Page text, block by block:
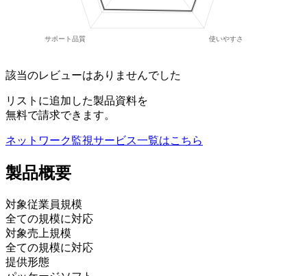
該当のレビューはありませんでした
リストに追加した製品資料を
無料で請求できます。
ネットワーク監視サービス一覧はこちら
製品概要
対象従業員規模
全ての規模に対応
対象売上規模
全ての規模に対応
提供形態